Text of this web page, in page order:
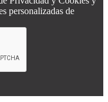
personalizadas de